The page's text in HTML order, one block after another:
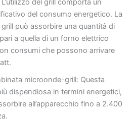
del grill comporta un
del consumo energetico. La
può assorbire una quantità di
a quella di un forno elettrico
consumi che possono arrivare
microonde-grill: Questa
dispendiosa in termini energetici,
all’apparecchio fino a 2.400